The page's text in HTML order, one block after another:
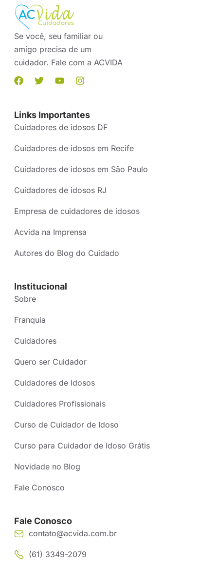
Se você, seu familiar ou
amigo precisa de um
cuidador. Fale com a ACVIDA
Links Importantes
Cuidadores de idosos DF
Cuidadores de idosos em Recife
Cuidadores de idosos em São Paulo
Cuidadores de idosos RJ
Empresa de cuidadores de idosos
Acvida na Imprensa
Autores do Blog do Cuidado
Institucional
Sobre
Franquia
Cuidadores
Quero ser Cuidador
Cuidadores de Idosos
Cuidadores Profissionais
Curso de Cuidador de Idoso
Curso para Cuidador de Idoso Grátis
Novidade no Blog
Fale Conosco
Fale Conosco
contato@acvida.com.br
(61) 3349-2079